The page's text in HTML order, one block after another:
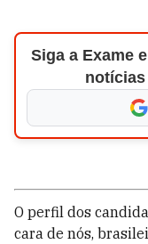
Siga a Exame
O perfil dos
cara de nós,